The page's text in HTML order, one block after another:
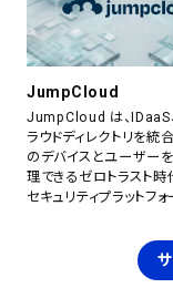
JumpCloud
JumpCloud は、IDaaS
ラウドディレクトリを統
のデバイスとユーザー
理できるゼロトラスト
セキュリティプラットフォ